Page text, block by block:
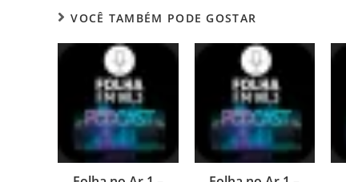
VOCÊ TAMBÉM PODE GOSTAR